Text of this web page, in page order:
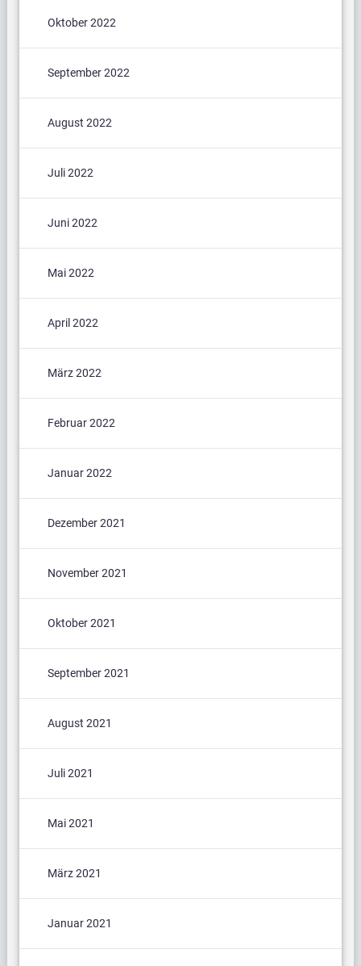
Oktober 2022
September 2022
August 2022
Juli 2022
Juni 2022
Mai 2022
April 2022
März 2022
Februar 2022
Januar 2022
Dezember 2021
November 2021
Oktober 2021
September 2021
August 2021
Juli 2021
Mai 2021
März 2021
Januar 2021